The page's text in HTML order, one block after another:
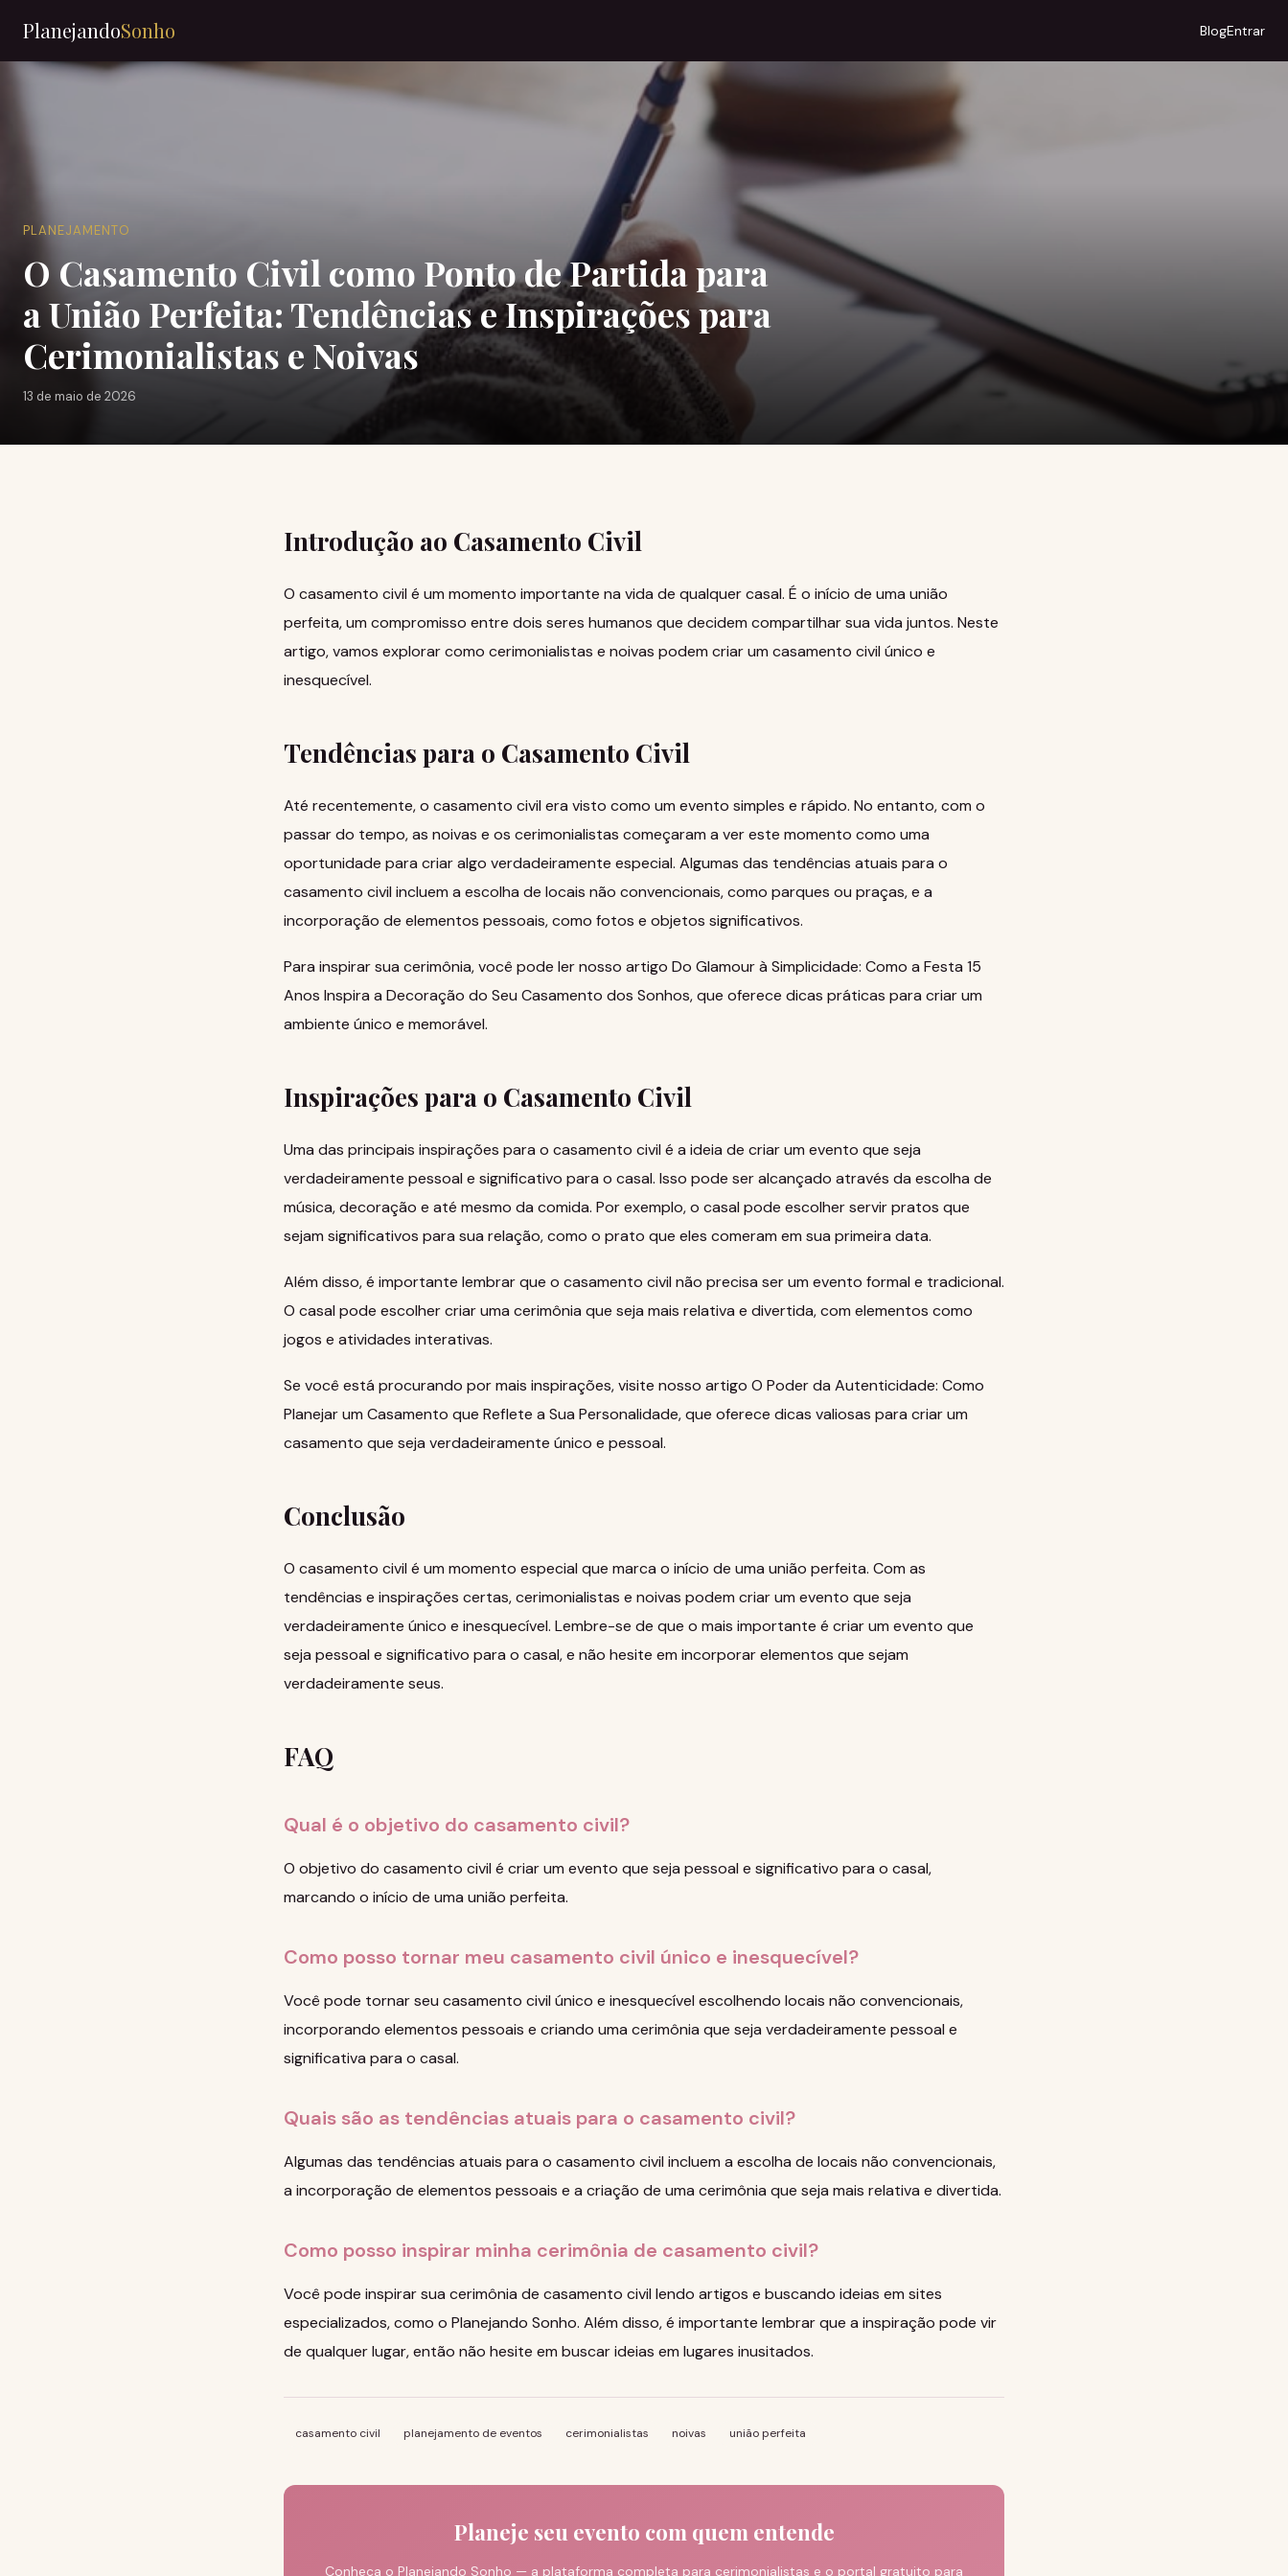
PlanejandoSonho BlogEntrar
PLANEJAMENTO
O Casamento Civil como Ponto de Partida para
a União Perfeita: Tendências e Inspirações para
Cerimonialistas e Noivas
13 de maio de 2026
Introdução ao Casamento Civil
O casamento civil é um momento importante na vida de qualquer casal. É o início de uma união
perfeita, um compromisso entre dois seres humanos que decidem compartilhar sua vida juntos. Neste
artigo, vamos explorar como cerimonialistas e noivas podem criar um casamento civil único e
inesquecível.
Tendências para o Casamento Civil
Até recentemente, o casamento civil era visto como um evento simples e rápido. No entanto, com o
passar do tempo, as noivas e os cerimonialistas começaram a ver este momento como uma
oportunidade para criar algo verdadeiramente especial. Algumas das tendências atuais para o
casamento civil incluem a escolha de locais não convencionais, como parques ou praças, e a
incorporação de elementos pessoais, como fotos e objetos significativos.
Para inspirar sua cerimônia, você pode ler nosso artigo Do Glamour à Simplicidade: Como a Festa 15
Anos Inspira a Decoração do Seu Casamento dos Sonhos, que oferece dicas práticas para criar um
ambiente único e memorável.
Inspirações para o Casamento Civil
Uma das principais inspirações para o casamento civil é a ideia de criar um evento que seja
verdadeiramente pessoal e significativo para o casal. Isso pode ser alcançado através da escolha de
música, decoração e até mesmo da comida. Por exemplo, o casal pode escolher servir pratos que
sejam significativos para sua relação, como o prato que eles comeram em sua primeira data.
Além disso, é importante lembrar que o casamento civil não precisa ser um evento formal e tradicional.
O casal pode escolher criar uma cerimônia que seja mais relativa e divertida, com elementos como
jogos e atividades interativas.
Se você está procurando por mais inspirações, visite nosso artigo O Poder da Autenticidade: Como
Planejar um Casamento que Reflete a Sua Personalidade, que oferece dicas valiosas para criar um
casamento que seja verdadeiramente único e pessoal.
Conclusão
O casamento civil é um momento especial que marca o início de uma união perfeita. Com as
tendências e inspirações certas, cerimonialistas e noivas podem criar um evento que seja
verdadeiramente único e inesquecível. Lembre-se de que o mais importante é criar um evento que
seja pessoal e significativo para o casal, e não hesite em incorporar elementos que sejam
verdadeiramente seus.
FAQ
Qual é o objetivo do casamento civil?
O objetivo do casamento civil é criar um evento que seja pessoal e significativo para o casal,
marcando o início de uma união perfeita.
Como posso tornar meu casamento civil único e inesquecível?
Você pode tornar seu casamento civil único e inesquecível escolhendo locais não convencionais,
incorporando elementos pessoais e criando uma cerimônia que seja verdadeiramente pessoal e
significativa para o casal.
Quais são as tendências atuais para o casamento civil?
Algumas das tendências atuais para o casamento civil incluem a escolha de locais não convencionais,
a incorporação de elementos pessoais e a criação de uma cerimônia que seja mais relativa e divertida.
Como posso inspirar minha cerimônia de casamento civil?
Você pode inspirar sua cerimônia de casamento civil lendo artigos e buscando ideias em sites
especializados, como o Planejando Sonho. Além disso, é importante lembrar que a inspiração pode vir
de qualquer lugar, então não hesite em buscar ideias em lugares inusitados.
casamento civil planejamento de eventos cerimonialistas noivas união perfeita
Planeje seu evento com quem entende
Conheça o Planejando Sonho — a plataforma completa para cerimonialistas e o portal gratuito para